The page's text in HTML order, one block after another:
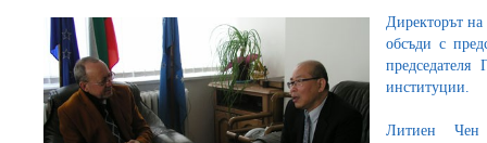
Директорът
обсъди с
председателя
институции.
Литиен Чен